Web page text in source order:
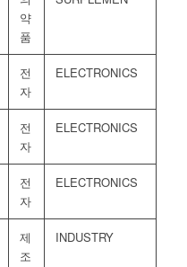
약
품
전
자
ELECTRONICS
전
자
ELECTRONICS
전
자
ELECTRONICS
제
조
INDUSTRY